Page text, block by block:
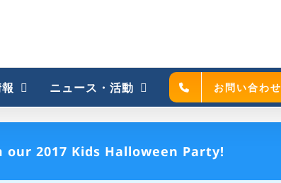
ニュース・活動 お問い合わせ
2017 Kids Halloween Party!